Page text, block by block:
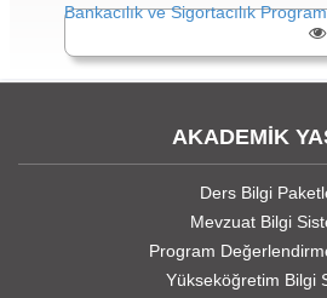
Bankacılık ve Sigortacılık
AKADEMİK
Ders Bilgi
Mevzuat Bilgi
Program
Yükseköğretim Bilgi